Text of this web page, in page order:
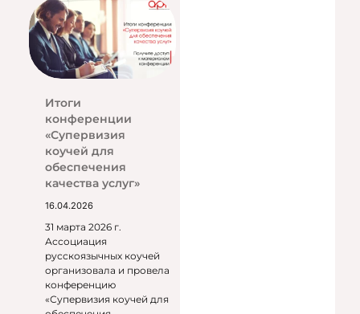
Итоги
конференции
«Супервизия
коучей для
обеспечения
качества услуг»
16.04.2026
31 марта 2026 г.
Ассоциация
русскоязычных коучей
организовала и провела
конференцию
«Супервизия коучей для